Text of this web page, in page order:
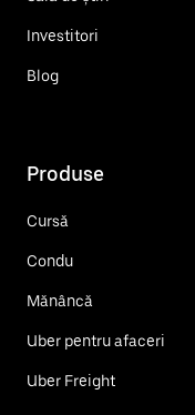
Investitori
Blog
Produse
Cursă
Condu
Mănâncă
Uber pentru afaceri
Uber Freight